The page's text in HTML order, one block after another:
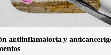
antiinflamatoria y